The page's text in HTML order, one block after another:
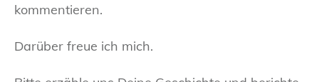
kommentieren.
Darüber freue ich mich.